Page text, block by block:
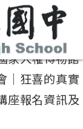
家人權博物館
｜狂喜的真實
座報名資訊及